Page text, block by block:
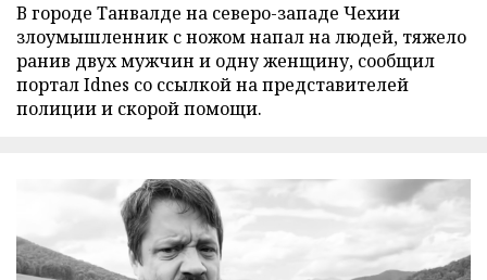
В городе Танвалде на северо-западе Чехии
злоумышленник с ножом напал на людей, тяжело
ранив двух мужчин и одну женщину, сообщил
портал Idnes со ссылкой на представителей
полиции и скорой помощи.